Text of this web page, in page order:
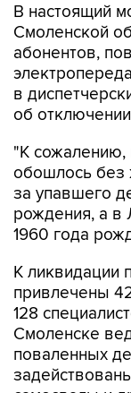
В настоящий
Смоленской
абонентов,
в
об
"К сожалению,
обошлось без
за упавшего
рождения, а в
1960 года
К ликвидации
привлечены
128
Смоленске
поваленных